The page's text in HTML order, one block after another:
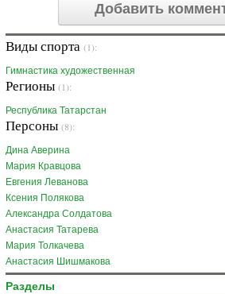
Добавить
Виды спорта (1):
Гимнастика художественная
Регионы (1):
Республика Татарстан
Персоны (8):
Дина Аверина
Мария Кравцова
Евгения Леванова
Ксения Полякова
Александра Солдатова
Анастасия Татарева
Мария Толкачева
Анастасия Шишмакова
Разделы